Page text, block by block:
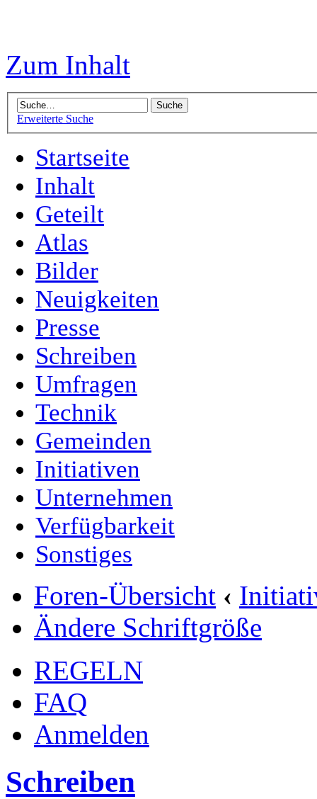
Zum Inhalt
Erweiterte Suche
Startseite
Inhalt
Geteilt
Atlas
Bilder
Neuigkeiten
Presse
Schreiben
Umfragen
Technik
Gemeinden
Initiativen
Unternehmen
Verfügbarkeit
Sonstiges
Foren-Übersicht ‹
Ändere Schriftgröße
REGELN
FAQ
Anmelden
Schreiben